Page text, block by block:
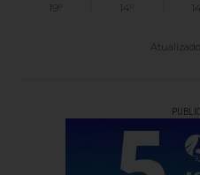
19°
14°
14°